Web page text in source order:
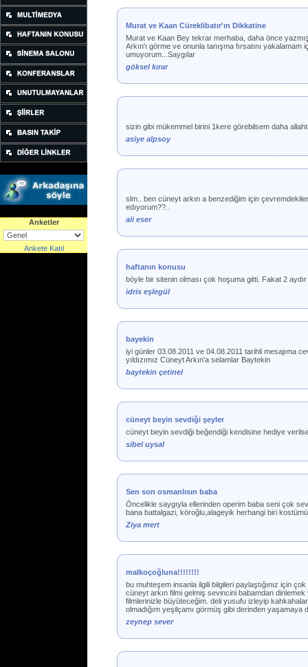
Anketler
Ankete Katıl
Murat ve Kaan Cüreklibatır'ın Dikkatine
Murat ve Kaan Bey tekrar merhaba, daha önce
Arkın'ı görme ve onunla tanışma fırsatını
umuyorum...Saygılar
göksel kırar
sizin gibi mükemmel birini 1kere görebilsem daha
asiye alpsoy
slm.. ben cüneyt arkın a benzediğim için
edıyorum??..
ali eser
haftanın konusu
böyle bir sitenin olması çok hoşuma gitti. Fakat 2
idris eşlegül
bayekin
iyi günler 03.08.2011 ve 04.08.2011 tarihli mesajıma
yıldızımız Cüneyt Arkın'a selamlar Baytekin
baytekin çetinel
cüneyt beyin sevdiği şeyler
cüneyt beyin sevdiği beğendiği kendisine hediye
sibel uysal
Sen son osmanlısın baba
Öncelikle saygıyla ellerinden operim baba seni çok
bana battalgazi, köroğlu,alageyik herhangi biri
Ziya mert
malkoçoğluna!!!!!!!!
bu muhteşem insanla ilgili bilgileri paylaştığınız için
cüneyt arkın filmi gelmiş sevincini babamdan
filmlerinizle büyüteceğim. deli yusufu izleyip
olmadığım yeşilçamı görmüş gibi derinden
zeynep sever